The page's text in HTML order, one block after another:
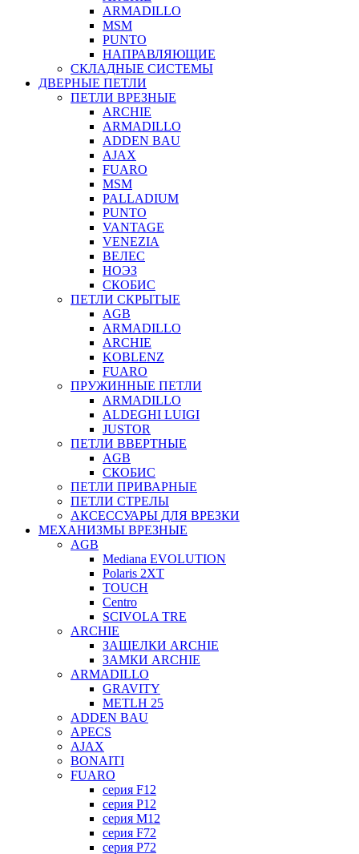
ARMADILLO
MSM
PUNTO
НАПРАВЛЯЮЩИЕ
СКЛАДНЫЕ СИСТЕМЫ
ДВЕРНЫЕ ПЕТЛИ
ПЕТЛИ ВРЕЗНЫЕ
ARCHIE
ARMADILLO
ADDEN BAU
AJAX
FUARO
MSM
PALLADIUM
PUNTO
VANTAGE
VENEZIA
ВЕЛЕС
НОЭЗ
СКОБИС
ПЕТЛИ СКРЫТЫЕ
AGB
ARMADILLO
ARCHIE
KOBLENZ
FUARO
ПРУЖИННЫЕ ПЕТЛИ
ARMADILLO
ALDEGHI LUIGI
JUSTOR
ПЕТЛИ ВВЕРТНЫЕ
AGB
СКОБИС
ПЕТЛИ ПРИВАРНЫЕ
ПЕТЛИ СТРЕЛЫ
АКСЕССУАРЫ ДЛЯ ВРЕЗКИ
МЕХАНИЗМЫ ВРЕЗНЫЕ
AGB
Mediana EVOLUTION
Polaris 2XT
TOUCH
Centro
SCIVOLA TRE
ARCHIE
ЗАЩЕЛКИ ARCHIE
ЗАМКИ ARCHIE
ARMADILLO
GRAVITY
METLH 25
ADDEN BAU
APECS
AJAX
BONAITI
FUARO
серия F12
серия P12
серия M12
серия F72
серия P72